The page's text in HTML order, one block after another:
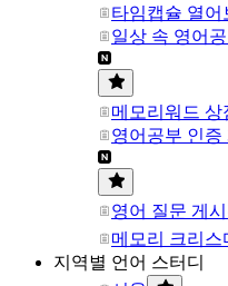
타임캡슐 열어
일상 속 영어
메모리워드
영어공부 인증
영어 질문 게
메모리 크리스
지역별 언어 스터디